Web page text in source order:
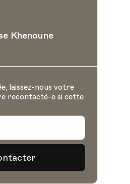
Khenoune
laissez-nous votre
recontacté-e si cette